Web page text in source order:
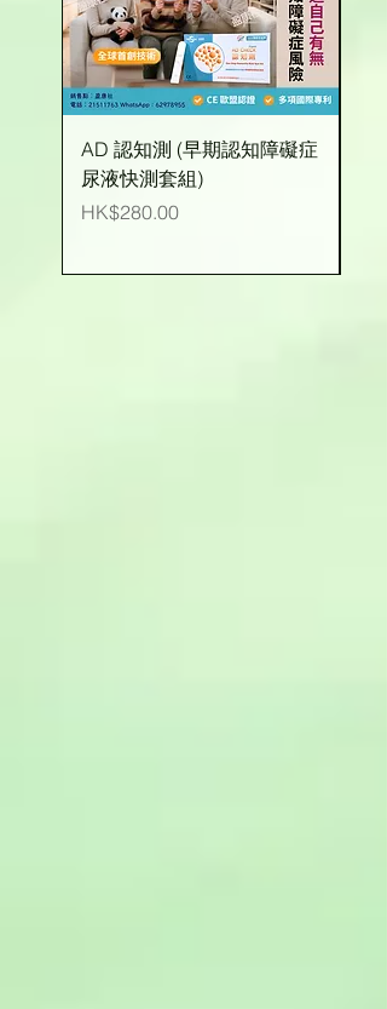
AD 認知測 (早期認知障礙症
尿液快測套組)
價格
HK$280.00